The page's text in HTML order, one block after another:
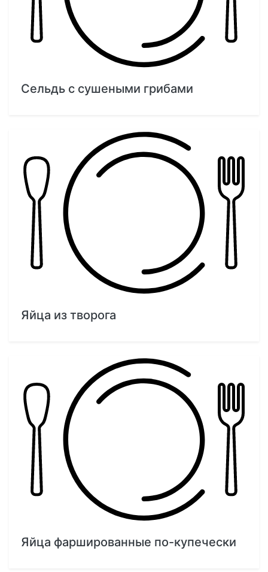
Сельдь с сушеными грибами
Яйца из творога
Яйца фаршированные по-купечески